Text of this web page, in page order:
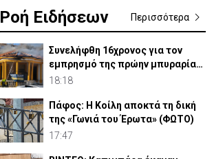
Ροή Ειδήσεων Περισσότερα
Συνελήφθη 16χρονος για τον
εμπρησμό της πρώην μπυραρίας
Corner στη Λευκωσία
18:18
Πάφος: Η Κοίλη αποκτά τη δική
της «Γωνιά του Έρωτα» (ΦΩΤΟ)
17:47